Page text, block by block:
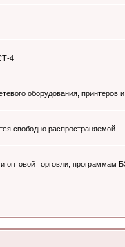
4
оборудования, принтеров и
свободно распространяемой.
оптовой торговли,